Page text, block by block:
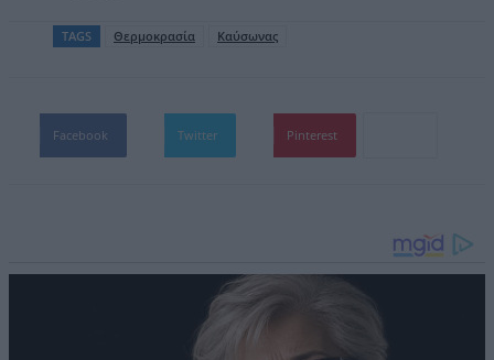
TAGS Θερμοκρασία Καύσωνας
Facebook Twitter Pinterest